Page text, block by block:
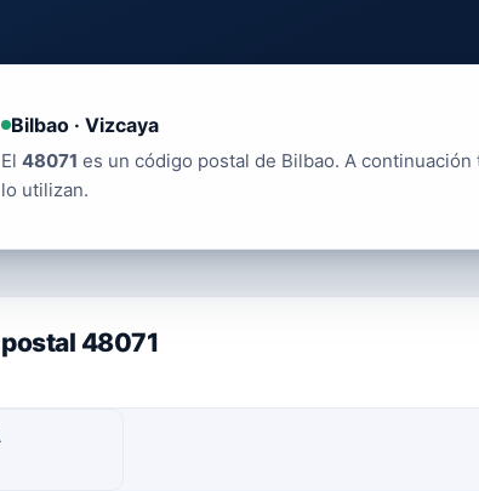
Bilbao · Vizcaya
El 48071 es un código postal de Bilbao. A
lo utilizan.
48071